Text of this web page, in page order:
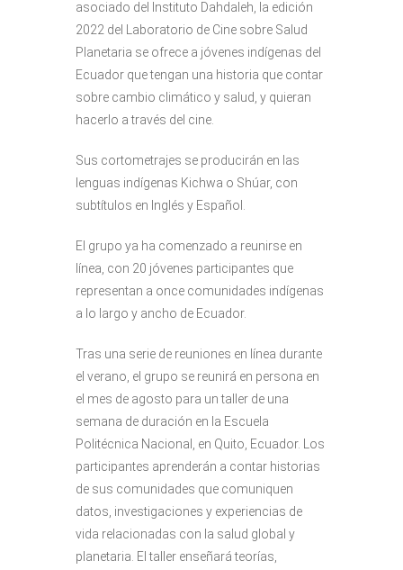
asociado del Instituto Dahdaleh, la edición
2022 del Laboratorio de Cine sobre Salud
Planetaria se ofrece a jóvenes indígenas del
Ecuador que tengan una historia que contar
sobre cambio climático y salud, y quieran
hacerlo a través del cine.
Sus cortometrajes se producirán en las
lenguas indígenas Kichwa o Shúar, con
subtítulos en Inglés y Español.
El grupo ya ha comenzado a reunirse en
línea, con 20 jóvenes participantes que
representan a once comunidades indígenas
a lo largo y ancho de Ecuador.
Tras una serie de reuniones en línea durante
el verano, el grupo se reunirá en persona en
el mes de agosto para un taller de una
semana de duración en la Escuela
Politécnica Nacional, en Quito, Ecuador. Los
participantes aprenderán a contar historias
de sus comunidades que comuniquen
datos, investigaciones y experiencias de
vida relacionadas con la salud global y
planetaria. El taller enseñará teorías,